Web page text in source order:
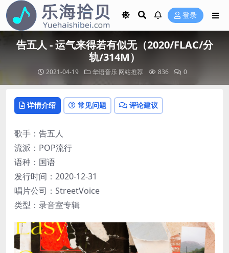
登录
告五人 - 运气来得若有似无（2020/FLAC/分
轨/314M）
2021-04-19 华语音乐 网站推荐 836 0
详情介绍 常见问题 评论建议
歌手：告五人
流派：POP流行
语种：国语
发行时间：2020-12-31
唱片公司：StreetVoice
类型：录音室专辑